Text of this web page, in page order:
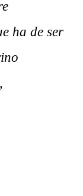
ha de ser